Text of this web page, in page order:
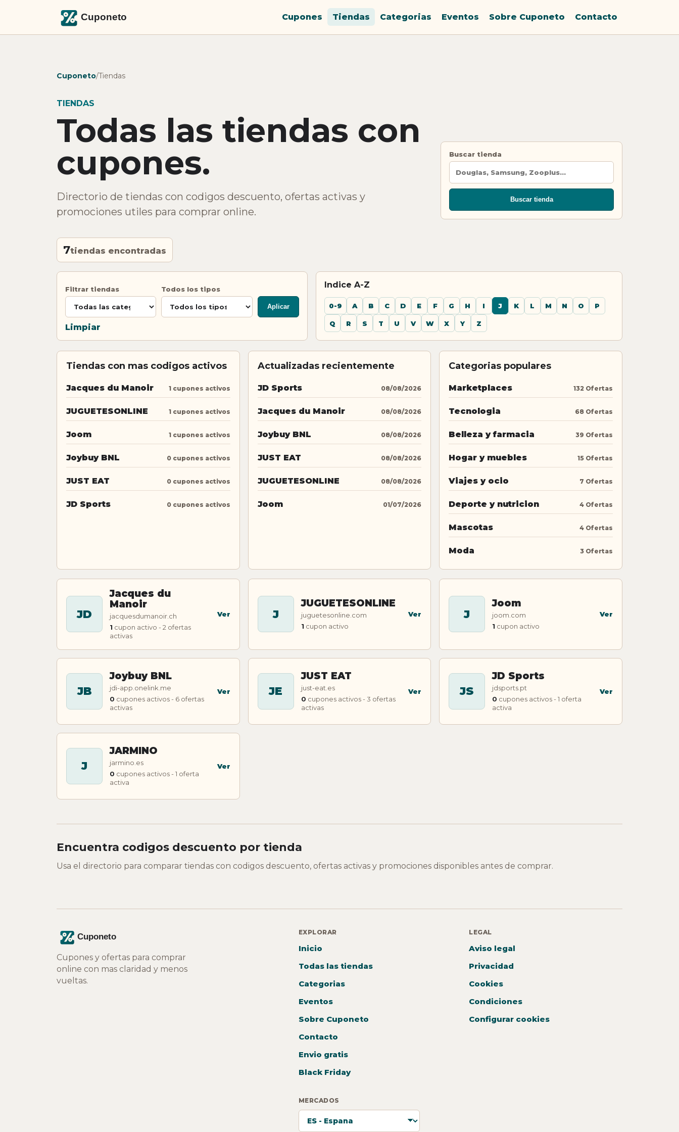
Cupones Tiendas Categorias Eventos Sobre Cuponeto Contacto
Cuponeto/Tiendas
TIENDAS
Todas las tiendas con
cupones.
Directorio de tiendas con codigos descuento, ofertas activas y
promociones utiles para comprar online.
Buscar tienda
Buscar tienda
7tiendas encontradas
Filtrar tiendas Todos los tipos
Aplicar
Limpiar
Indice A-Z
0-9 A B C D E F G H I J K L M N O P
Q R S T U V W X Y Z
Tiendas con mas codigos activos
Jacques du Manoir 1 cupones activos
JUGUETESONLINE 1 cupones activos
Joom 1 cupones activos
Joybuy BNL 0 cupones activos
JUST EAT 0 cupones activos
JD Sports 0 cupones activos
Actualizadas recientemente
JD Sports 08/08/2026
Jacques du Manoir 08/08/2026
Joybuy BNL 08/08/2026
JUST EAT 08/08/2026
JUGUETESONLINE 08/08/2026
Joom 01/07/2026
Categorias populares
Marketplaces 132 Ofertas
Tecnologia 68 Ofertas
Belleza y farmacia 39 Ofertas
Hogar y muebles 15 Ofertas
Viajes y ocio 7 Ofertas
Deporte y nutricion 4 Ofertas
Mascotas 4 Ofertas
Moda 3 Ofertas
JD
Jacques du
Manoir
jacquesdumanoir.ch
1 cupon activo - 2 ofertas
activas
Ver J
JUGUETESONLINE
juguetesonline.com
1 cupon activo
Ver J
Joom
joom.com
1 cupon activo
Ver
JB
Joybuy BNL
jdi-app.onelink.me
0 cupones activos - 6 ofertas
activas
Ver JE
JUST EAT
just-eat.es
0 cupones activos - 3 ofertas
activas
Ver JS
JD Sports
jdsports.pt
0 cupones activos - 1 oferta
activa
Ver
J
JARMINO
jarmino.es
0 cupones activos - 1 oferta
activa
Ver
Encuentra codigos descuento por tienda
Usa el directorio para comparar tiendas con codigos descuento, ofertas activas y promociones disponibles antes de comprar.
Cupones y ofertas para comprar
online con mas claridad y menos
vueltas.
EXPLORAR
Inicio
Todas las tiendas
Categorias
Eventos
Sobre Cuponeto
Contacto
Envio gratis
Black Friday
LEGAL
Aviso legal
Privacidad
Cookies
Condiciones
Configurar cookies
MERCADOS